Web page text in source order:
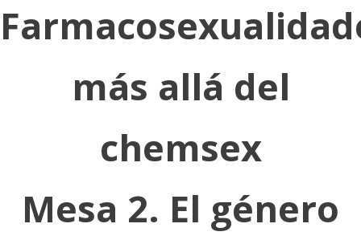
más allá del
chemsex
Mesa 2. El género